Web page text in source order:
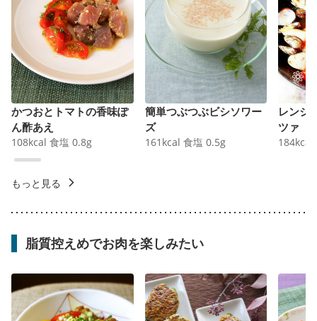
かつおとトマトの香味ぽ
ん酢あえ
108kcal 食塩 0.8g
簡単つぶつぶビシソワー
ズ
161 kcal 食塩 0.5g
レンジ
ツァ
184kcal
もっと見る
脂質控えめでお肉を楽しみたい